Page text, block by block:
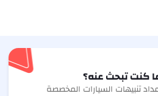
كنت تبحث عنه؟
تنبيهات السيارات المخصصة